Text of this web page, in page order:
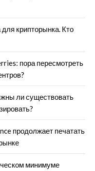
крипторынка. Кто
пора пересмотреть
ли существовать
продолжает печатать
минимуме